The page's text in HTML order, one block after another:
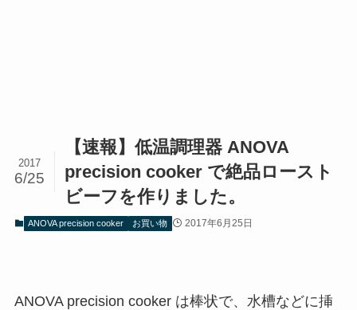
【速報】低温調理器 ANOVA
precision cooker で絶品ロースト
ビーフを作りました。
2017
6/25
ANOVA precision cooker お買い物 2017年6月25日
ANOVA precision cooker は棒状で、水槽などに挿